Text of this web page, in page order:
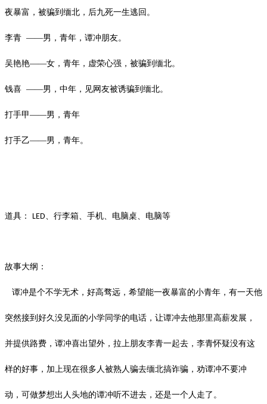
夜暴富， 被骗到缅北，后九死一生逃回。
李青 ——男，青年，谭冲朋友。
吴艳艳——女，青年，虚荣心强，被骗到缅北。
钱喜 ——男，中年，见网友被诱骗到缅北。
打手甲——男，青年
打手乙——男，青年。
道具： LED 、行李箱、手机、电脑桌、电脑等
故事大纲：
谭冲是个不学无术，好高骛远，希望能一夜暴富的小青年，有一天他
突然接到好久没见面的小学同学的电话，让谭冲去他那里高薪发展，
并提供路费，谭冲喜出望外，拉上朋友李青一起去，李青怀疑没有这
样的好事，加上现在很多人被熟人骗去缅北搞诈骗，劝谭冲不要冲
动，可做梦想出人头地的谭冲听不进去，还是一个人走了。